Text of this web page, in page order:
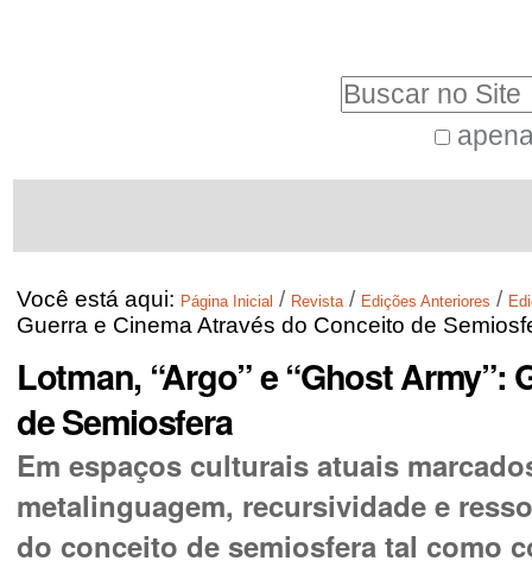
|
para
a
navegação
Você está aqui: Página Inicial / Revista / Edições Anteriores /
Guerra e Cinema Através do Conceito de
Lotman, “Argo” e “Ghost Army”:
de Semiosfera
Em espaços culturais atuais
metalinguagem, recursividade e
do conceito de semiosfera tal como